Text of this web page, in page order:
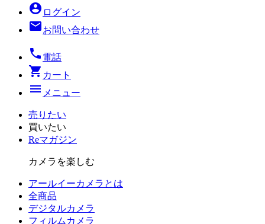
account_circle ログイン
mailお問い合わせ
local_phone 電話
shopping_cart カート
menu メニュー
売りたい
買いたい
Reマガジン
カメラを楽しむ
アールイーカメラとは
全商品
デジタルカメラ
フィルム カメラ